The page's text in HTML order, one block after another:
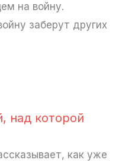
на войну.
заберут других
над которой
как уже